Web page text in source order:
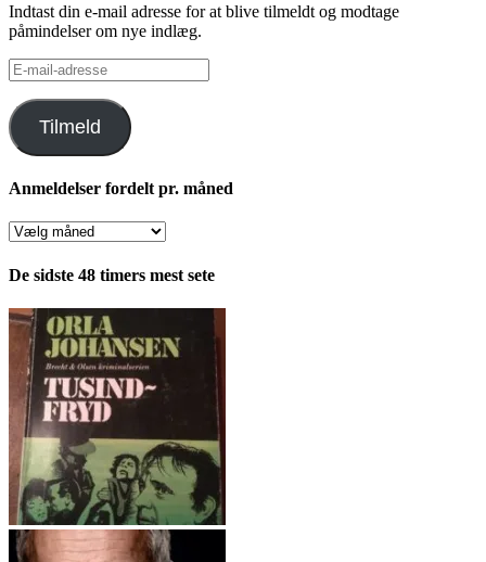
Indtast din e-mail adresse for at blive tilmeldt og modtage
påmindelser om nye indlæg.
E-
mail-
adresse
Tilmeld
Anmeldelser fordelt pr. måned
Anmeldelser
pr.
De sidste 48 timers mest sete